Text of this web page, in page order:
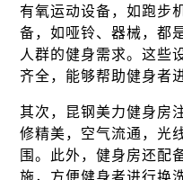
有氧运动设备，如跑步
备，如哑铃、器械，都
人群的健身需求。这些
齐全，能够帮助健身者
其次，昆钢美力健身房
修精美，空气流通，光
围。此外，健身房还配
施，方便健身者进行换